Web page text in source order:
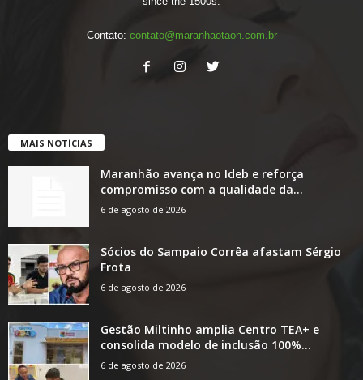
Contato: contato@maranhaotaon.com.br
MAIS NOTÍCIAS
Maranhão avança no Ideb e reforça
compromisso com a qualidade da...
6 de agosto de 2026
Sócios do Sampaio Corrêa afastam Sérgio
Frota
6 de agosto de 2026
Gestão Miltinho amplia Centro TEA+ e
consolida modelo de inclusão 100%...
6 de agosto de 2026